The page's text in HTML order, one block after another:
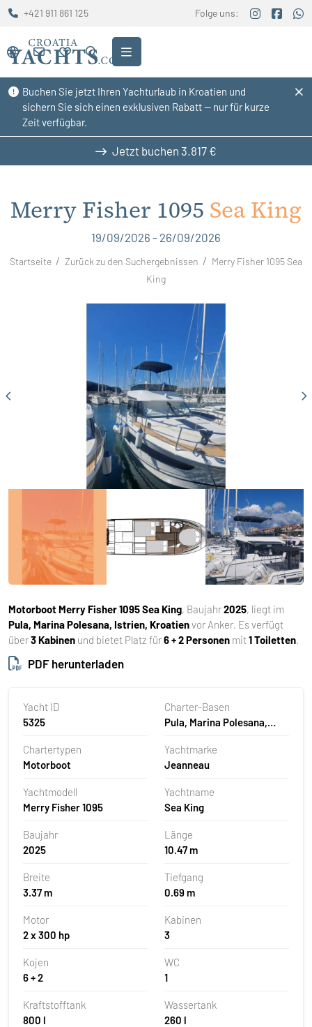
Buchen Sie jetzt Ihren Yachturlaub in Kroatien und
sichern Sie sich einen exklusiven Rabatt — nur für kurze
Zeit verfügbar.
+421 911 861 125 Folge uns:
Jetzt buchen 3.817 €
Merry Fisher 1095 Sea King
19/09/2026 - 26/09/2026
Startseite Zurück zu den Suchergebnissen
Merry Fisher 1095 Sea
King
Motorboot Merry Fisher 1095 Sea King, Baujahr2025, liegt im
Pula, Marina Polesana, Istrien, Kroatienvor Anker. Es verfügt
über3 Kabinen und bietet Platz für6 + 2 Personen mit1 Toiletten.
PDF herunterladen
Yacht ID
5325
Charter-Basen
Pula, Marina Polesana,
Chartertypen
Motorboot
Yachtmarke
Jeanneau
Yachtmodell
Merry Fisher 1095
Yachtname
Sea King
Baujahr
2025
Länge
10.47 m
Breite
3.37 m
Tiefgang
0.69 m
Motor
2 x 300 hp
Kabinen
3
Kojen
6 + 2
WC
1
Kraftstofftank
800 l
Wassertank
260 l